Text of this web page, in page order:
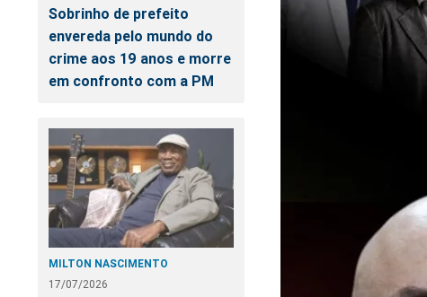
Sobrinho de prefeito
envereda pelo mundo do
crime aos 19 anos e morre
em confronto com a PM
MILTON NASCIMENTO
17/07/2026